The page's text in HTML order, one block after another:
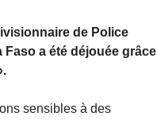
de Police
a été déjouée grâce
sensibles à des